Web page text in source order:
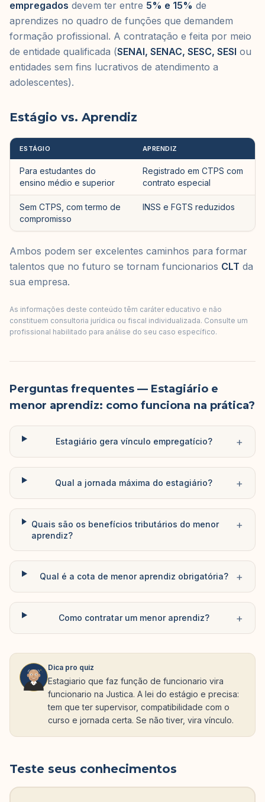
empregados devem ter entre 5% e 15% de
aprendizes no quadro de funções que demandem
formação profissional. A contratação e feita por meio
de entidade qualificada (SENAI, SENAC, SESC, SESI ou
entidades sem fins lucrativos de atendimento a
adolescentes).
Estágio vs. Aprendiz
ESTÁGIO APRENDIZ
Para estudantes do
ensino médio e superior
Registrado em CTPS com
contrato especial
Sem CTPS, com termo de
compromisso
INSS e FGTS reduzidos
Ambos podem ser excelentes caminhos para formar
talentos que no futuro se tornam funcionarios CLT da
sua empresa.
As informações deste conteúdo têm caráter educativo e não
constituem consultoria jurídica ou fiscal individualizada. Consulte um
profissional habilitado para análise do seu caso específico.
Perguntas frequentes — Estagiário e
menor aprendiz: como funciona na prática?
Estagiário gera vínculo empregatício? +
Qual a jornada máxima do estagiário? +
Quais são os benefícios tributários do menor
aprendiz?
+
Qual é a cota de menor aprendiz obrigatória? +
Como contratar um menor aprendiz? +
Dica pro quiz
Estagiario que faz função de funcionario vira
funcionario na Justica. A lei do estágio e precisa:
tem que ter supervisor, compatibilidade com o
curso e jornada certa. Se não tiver, vira vínculo.
Teste seus conhecimentos